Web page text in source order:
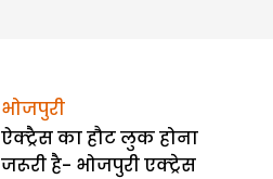
भोजपुरी
ऐक्ट्रैस का हौट लुक होना
जरूरी है- भोजपुरी एक्ट्रेस